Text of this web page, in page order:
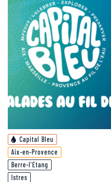
Capital Bleu
Aix-en-Provence
Berre-l'Etang
Istres